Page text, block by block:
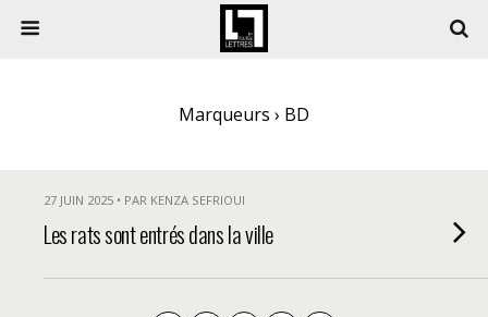
Marqueurs › BD
27 JUIN 2025 • PAR KENZA SEFRIOUI
Les rats sont entrés dans la ville